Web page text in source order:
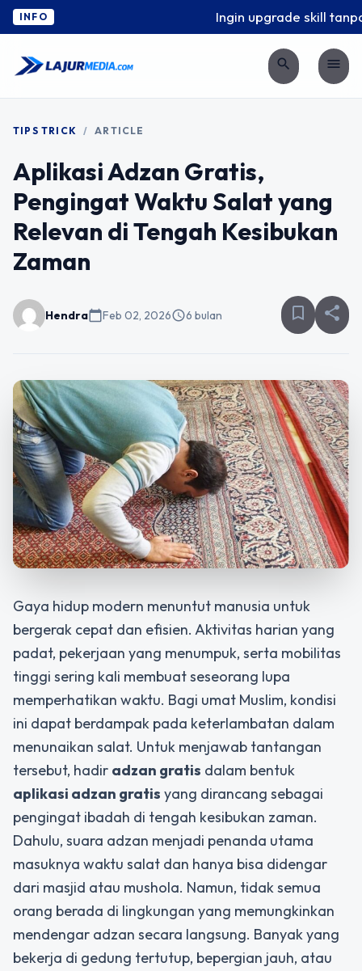
INFO Ingin upgrade skill
search menu
TIPS TRICK / ARTICLE
Aplikasi Adzan Gratis,
Pengingat Waktu Salat yang
Relevan di Tengah Kesibukan
Zaman
Hendracalendar_todayFeb 02, 2026schedule6 bulan bookmark_border share
Gaya hidup modern menuntut manusia untuk
bergerak cepat dan efisien. Aktivitas harian yang
padat, pekerjaan yang menumpuk, serta mobilitas
tinggi sering kali membuat seseorang lupa
memperhatikan waktu. Bagi umat Muslim, kondisi
ini dapat berdampak pada keterlambatan dalam
menunaikan salat. Untuk menjawab tantangan
tersebut, hadir adzan gratis dalam bentuk
aplikasi adzan gratis yang dirancang sebagai
pengingat ibadah di tengah kesibukan zaman.
Dahulu, suara adzan menjadi penanda utama
masuknya waktu salat dan hanya bisa didengar
dari masjid atau mushola. Namun, tidak semua
orang berada di lingkungan yang memungkinkan
mendengar adzan secara langsung. Banyak yang
bekerja di gedung tertutup, bepergian jauh, atau